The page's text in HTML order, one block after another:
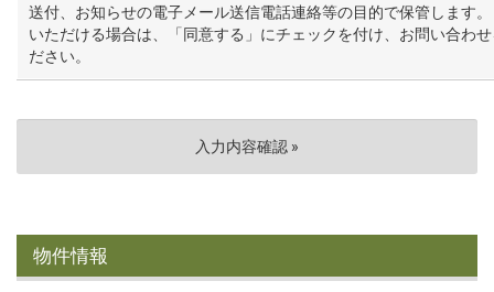
送付、お知らせの電子メール送信電話連絡等の目的で保管します
いただける場合は、「同意する」にチェックを付け、お問い合わ
ださい。
物件情報